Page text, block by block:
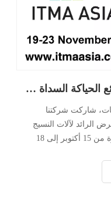
A-ZEN تكشف عن أحدث روائع الحياكة السداة في معرض ITMA ASIA
شاركت شركتنا
الرائد لآلات النسيج
الذي أقيم في طهران، إيران، في الفترة من 15 أكتوبر إلى 18